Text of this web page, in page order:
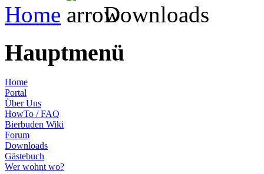
Home Downloads
Hauptmenü
Home
Portal
Über Uns
HowTo / FAQ
Bierbuden Wiki
Forum
Downloads
Gästebuch
Wer wohnt wo?